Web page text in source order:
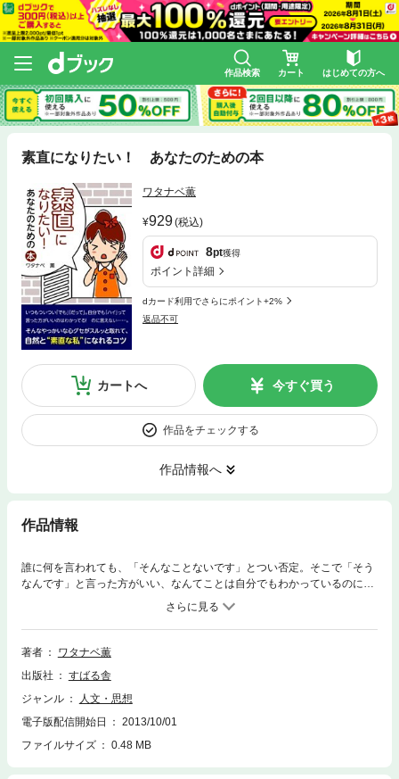
作品検索 カート はじめての方へ
素直になりたい！ あなたのための本
ワタナベ薫
929(税込)
8pt獲得
ポイント詳細
dカード利用でさらにポイント+2%
返品不可
カートへ 今すぐ買う
作品をチェックする
作品情報へ
作品情報
誰に何を言われても、「そんなことないです」とつい否定。そこで「そう
なんです」と言った方がいい、なんてことは自分でもわかっているのに、
できない。好きな人、友達、家族から「もっと素直になりなよ」と言われ
る始末。そこでもまた「わかってるし！」と反発して、後で一人反省会す
る。「なんで私ってこうなんだろう……もう、素直になりたい！」と叫ん
でしまいたい、そんなあなたのために、気がつけば自然と素直になってし
著者
ワタナベ薫
出版社
すばる舎
ジャンル
人文・思想
電子版配信開始日
2013/10/01
ファイルサイズ
0.48 MB